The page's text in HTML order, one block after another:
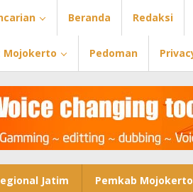
Beranda Redaksi
Mojokerto Pedoman
Jatim Pemkab Mojokerto